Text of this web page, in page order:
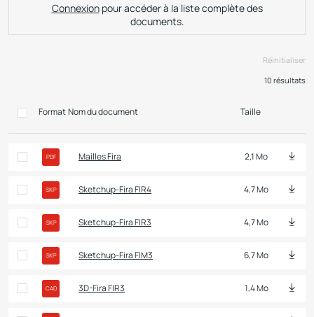
Connexionpour accéder à la liste complète des
documents.
Réinitialiser
10 résultats
FormatNom du document Taille
PDF Mailles Fira 2,1 Mo
SKP Sketchup-Fira FIR4 4,7 Mo
SKP Sketchup-Fira FIR3 4,7 Mo
SKP Sketchup-Fira FIM3 6,7 Mo
CAD 3D-Fira FIR3 1,4 Mo